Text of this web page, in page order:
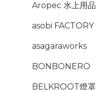
Aropec 水上用品
asobi FACTORY
asagaraworks
BONBONERO
BELKROOT燈罩